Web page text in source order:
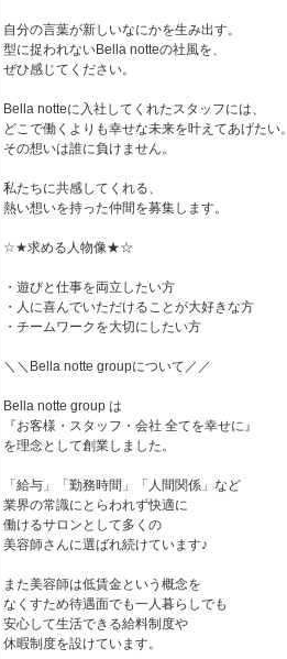
自分の言葉が新しいなにかを生み出す。
型に捉われないBella notteの社風を、
ぜひ感じてください。
Bella notteに入社してくれたスタッフには、
どこで働くよりも幸せな未来を叶えてあげたい。
その想いは誰に負けません。
私たちに共感してくれる、
熱い想いを持った仲間を募集します。
☆★求める人物像★☆
・遊びと仕事を両立したい方
・人に喜んでいただけることが大好きな方
・チームワークを大切にしたい方
＼＼Bella notte groupについて／／
Bella notte group は
『お客様・スタッフ・会社 全てを幸せに』
を理念として創業しました。
「給与」「勤務時間」「人間関係」など
業界の常識にとらわれず快適に
働けるサロンとして多くの
美容師さんに選ばれ続けています♪
また美容師は低賃金という概念を
なくすため待遇面でも一人暮らしでも
安心して生活できる給料制度や
休暇制度を設けています。